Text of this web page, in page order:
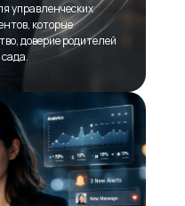
управленческих
которые
доверие родителей